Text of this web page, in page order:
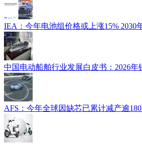
IEA：今年电池组价格或上涨15% 2030
中国电动船舶行业发展白皮书：2026年
AFS：今年全球因缺芯已累计减产逾